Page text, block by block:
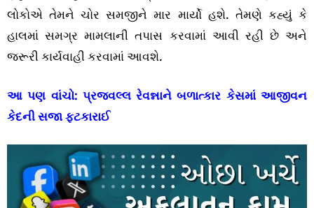
લોકોએ તેમને ચોર સમજીને માર માર્યો હશે. તેમણે કહ્યું કે
હાલમાં સમગ્ર મામલાની તપાસ કરવામાં આવી રહી છે અને
જરૂરી કાર્યવાહી કરવામાં આવશે.
આ પણ વાંચો: પ્રજ્વલ્લ રેવન્નાને બળાત્કાર કેસમાં આજીવન
કેદની સજા ફટકારાઈ